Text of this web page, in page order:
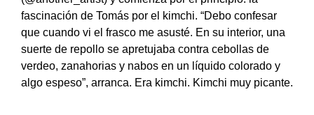
fascinación de Tomás por el kimchi. “Debo confesar
que cuando vi el frasco me asusté. En su interior, una
suerte de repollo se apretujaba contra cebollas de
verdeo, zanahorias y nabos en un líquido colorado y
algo espeso”, arranca. Era kimchi. Kimchi muy picante.